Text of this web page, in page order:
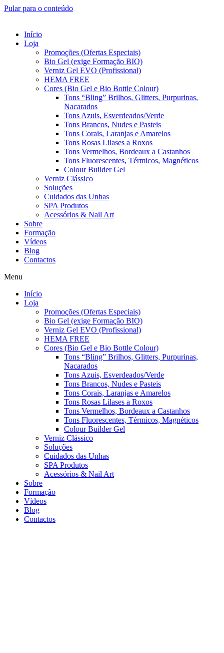
Pular para o conteúdo
Início
Loja
Promoções (Ofertas Especiais)
Bio Gel (exige Formação BIO)
Verniz Gel EVO (Profissional)
HEMA FREE
Cores (Bio Gel e Bio Bottle Colour)
Tons “Bling” Brilhos, Glitters, Purpurinas,
Nacarados
Tons Azuis, Esverdeados/Verde
Tons Brancos, Nudes e Pasteis
Tons Corais, Laranjas e Amarelos
Tons Rosas Lilases a Roxos
Tons Vermelhos, Bordeaux a Castanhos
Tons Fluorescentes, Térmicos, Magnéticos
Colour Builder Gel
Verniz Clássico
Soluções
Cuidados das Unhas
SPA Produtos
Acessórios & Nail Art
Sobre
Formação
Vídeos
Blog
Contactos
Menu
Início
Loja
Promoções (Ofertas Especiais)
Bio Gel (exige Formação BIO)
Verniz Gel EVO (Profissional)
HEMA FREE
Cores (Bio Gel e Bio Bottle Colour)
Tons “Bling” Brilhos, Glitters, Purpurinas,
Nacarados
Tons Azuis, Esverdeados/Verde
Tons Brancos, Nudes e Pasteis
Tons Corais, Laranjas e Amarelos
Tons Rosas Lilases a Roxos
Tons Vermelhos, Bordeaux a Castanhos
Tons Fluorescentes, Térmicos, Magnéticos
Colour Builder Gel
Verniz Clássico
Soluções
Cuidados das Unhas
SPA Produtos
Acessórios & Nail Art
Sobre
Formação
Vídeos
Blog
Contactos